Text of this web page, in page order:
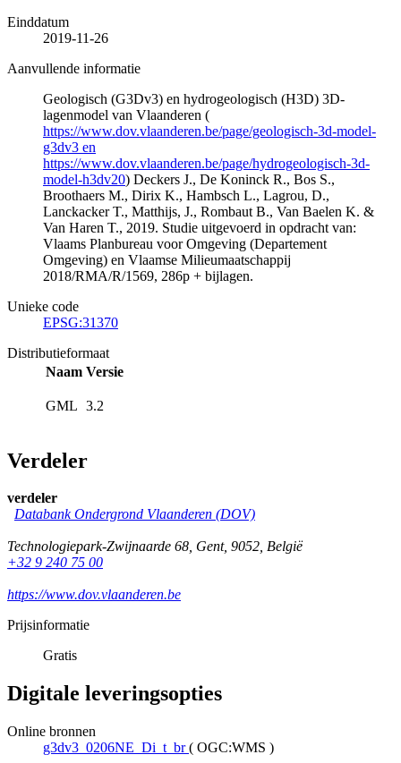
Einddatum
2019-11-26
Aanvullende informatie
Geologisch (G3Dv3) en hydrogeologisch (H3D) 3D-
lagenmodel van Vlaanderen (
https://www.dov.vlaanderen.be/page/geologisch-3d-model-
g3dv3 en
https://www.dov.vlaanderen.be/page/hydrogeologisch-3d-
model-h3dv20) Deckers J., De Koninck R., Bos S.,
Broothaers M., Dirix K., Hambsch L., Lagrou, D.,
Lanckacker T., Matthijs, J., Rombaut B., Van Baelen K. &
Van Haren T., 2019. Studie uitgevoerd in opdracht van:
Vlaams Planbureau voor Omgeving (Departement
Omgeving) en Vlaamse Milieumaatschappij
2018/RMA/R/1569, 286p + bijlagen.
Unieke code
EPSG:31370
Distributieformaat
Naam Versie
GML 3.2
Verdeler
verdeler
Databank Ondergrond Vlaanderen (DOV)
Technologiepark-Zwijnaarde 68, Gent, 9052, België
+32 9 240 75 00
https://www.dov.vlaanderen.be
Prijsinformatie
Gratis
Digitale leveringsopties
Online bronnen
g3dv3_0206NE_Di_t_br ( OGC:WMS )